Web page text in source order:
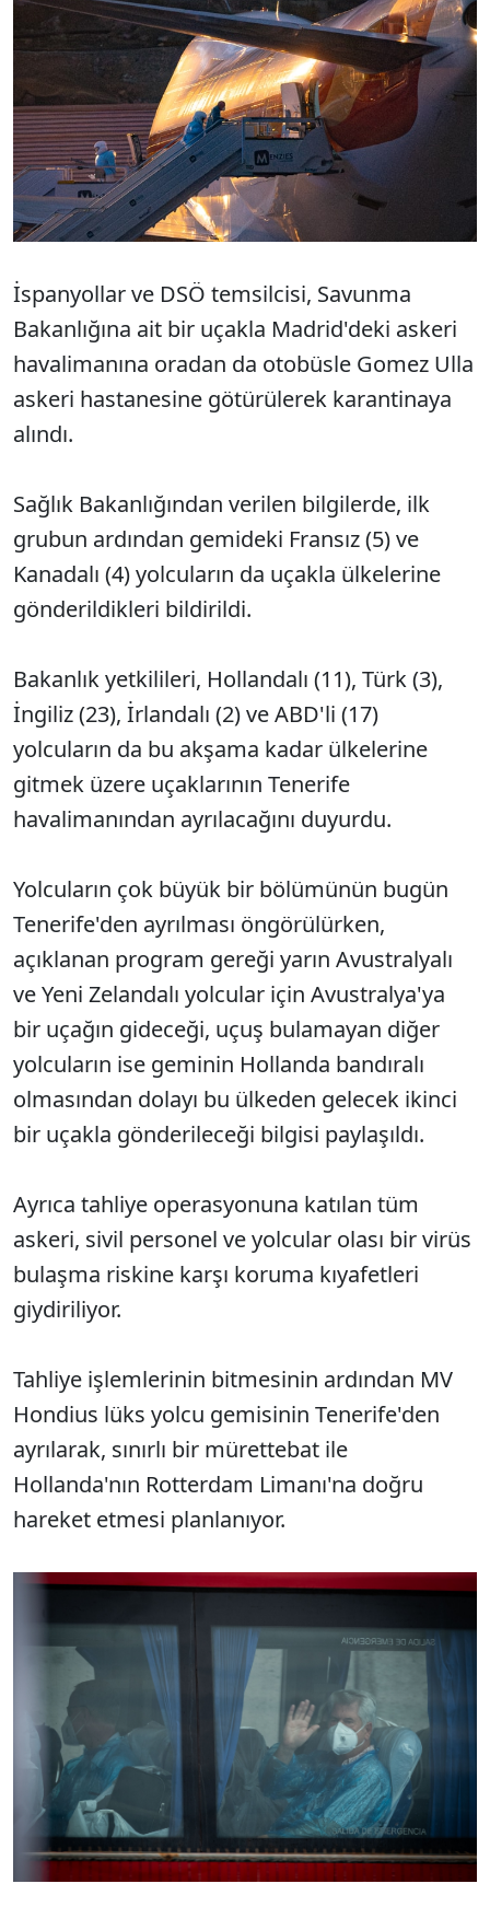
İspanyollar ve DSÖ temsilcisi, Savunma
Bakanlığına ait bir uçakla Madrid'deki askeri
havalimanına oradan da otobüsle Gomez Ulla
askeri hastanesine götürülerek karantinaya
alındı.
Sağlık Bakanlığından verilen bilgilerde, ilk
grubun ardından gemideki Fransız (5) ve
Kanadalı (4) yolcuların da uçakla ülkelerine
gönderildikleri bildirildi.
Bakanlık yetkilileri, Hollandalı (11), Türk (3),
İngiliz (23), İrlandalı (2) ve ABD'li (17)
yolcuların da bu akşama kadar ülkelerine
gitmek üzere uçaklarının Tenerife
havalimanından ayrılacağını duyurdu.
Yolcuların çok büyük bir bölümünün bugün
Tenerife'den ayrılması öngörülürken,
açıklanan program gereği yarın Avustralyalı
ve Yeni Zelandalı yolcular için Avustralya'ya
bir uçağın gideceği, uçuş bulamayan diğer
yolcuların ise geminin Hollanda bandıralı
olmasından dolayı bu ülkeden gelecek ikinci
bir uçakla gönderileceği bilgisi paylaşıldı.
Ayrıca tahliye operasyonuna katılan tüm
askeri, sivil personel ve yolcular olası bir virüs
bulaşma riskine karşı koruma kıyafetleri
giydiriliyor.
Tahliye işlemlerinin bitmesinin ardından MV
Hondius lüks yolcu gemisinin Tenerife'den
ayrılarak, sınırlı bir mürettebat ile
Hollanda'nın Rotterdam Limanı'na doğru
hareket etmesi planlanıyor.